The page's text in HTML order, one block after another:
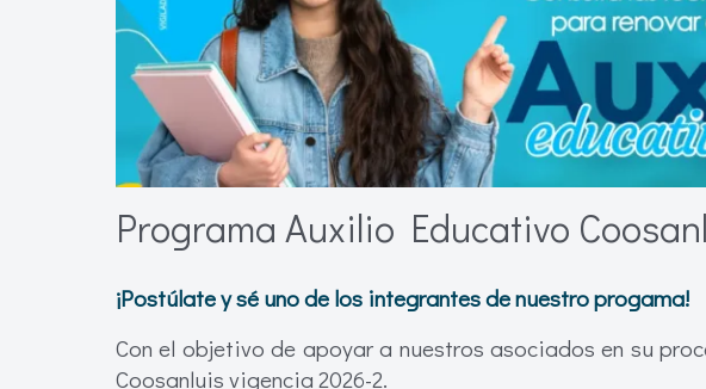
Programa Auxilio Educativo
¡Postúlate y sé uno de los integrantes de nuestro progama!
Con el objetivo de apoyar a nuestros asociados en su
Coosanluis vigencia 2026-2.